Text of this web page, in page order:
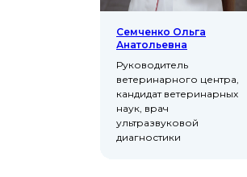
Семченко Ольга
Анатольевна
Руководитель
ветеринарного центра,
кандидат ветеринарных
наук, врач
ультразвуковой
диагностики